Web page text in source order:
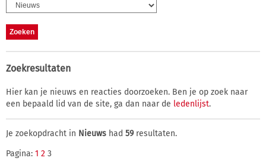
Zoekresultaten
Hier kan je nieuws en reacties doorzoeken. Ben je op zoek naar
een bepaald lid van de site, ga dan naar de ledenlijst.
Je zoekopdracht in Nieuws had 59resultaten.
Pagina: 1 2 3